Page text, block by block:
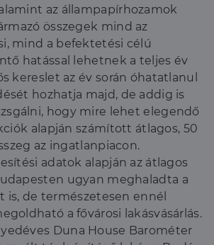
az állampapírhozamok
összegek mind az
mind a befektetési célú
hatással lehetnek a teljes év
kereslet az év során óhatatlanul
hozhatja majd, de addig is
hogy mire lehet elegendő
alapján számított átlagos, 50
az ingatlanpiacon.
adatok alapján az átlagos
ugyan meghaladta a
is, de természetesen ennél
a fővárosi lakásvásárlás.
Duna House Barométer